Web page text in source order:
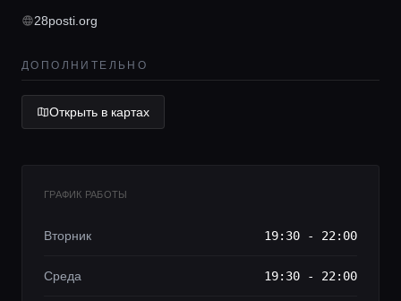
Консьерж сервис
Lifestyle журнал
28posti.org
ДОПОЛНИТЕЛЬНО
Открыть в картах
ГРАФИК РАБОТЫ
Вторник 19:30 - 22:00
Среда 19:30 - 22:00